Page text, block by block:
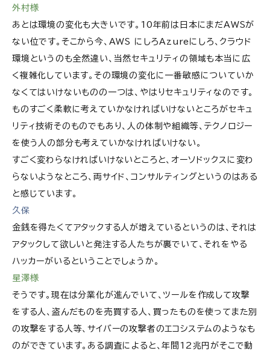
外村様
あとは環境の変化も大きいです。10年前は日本にまだAWSが
ない位です。そこから今、AWS にしろAzureにしろ、クラウド
環境というのも全然違い、当然セキュリティの領域も本当に広
く複雑化しています。その環境の変化に一番敏感についていか
なくてはいけないものの一つは、やはりセキュリティなのです。
ものすごく柔軟に考えていかなければいけないところがセキュ
リティ技術そのものでもあり、人の体制や組織等、テクノロジー
を使う人の部分も考えていかなければいけない。
すごく変わらなければいけないところと、オーソドックスに変わ
らないようなところ、両サイド、コンサルティングというのはある
と感じています。
久保
金銭を得たくてアタックする人が増えているというのは、それは
アタックして欲しいと発注する人たちが裏でいて、それをやる
ハッカーがいるということでしょうか。
星澤様
そうです。現在は分業化が進んでいて、ツールを作成して攻撃
をする人、盗んだものを売買する人、買ったものを使ってまた別
の攻撃をする人等、サイバーの攻撃者のエコシステムのようなも
のができています。ある調査によると、年間12兆円がそこで動